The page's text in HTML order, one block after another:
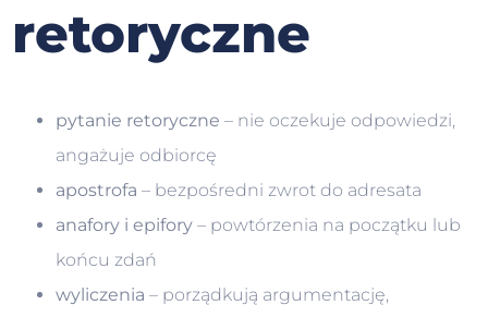
retoryczne
pytanie retoryczne – nie oczekuje odpowiedzi,
angażuje odbiorcę
apostrofa – bezpośredni zwrot do adresata
anafory i epifory – powtórzenia na początku lub
końcu zdań
wyliczenia – porządkują argumentację,